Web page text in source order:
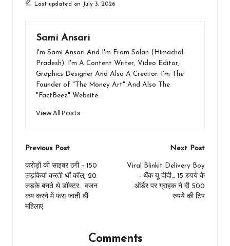
Last updated on July 3, 2026
Sami Ansari
I'm Sami Ansari And I'm From Solan (Himachal
Pradesh). I'm A Content Writer, Video Editor,
Graphics Designer And Also A Creator. I'm The
Founder of "The Money Art" And Also The
"FactBeez" Website.
View All Posts
Post
navigation
Previous Post
करोड़ों की साइबर ठगी – 150
लड़कियां करती थीं कॉल, 20
लड़के बनते थे डॉक्टर… वजन
कम करने में फंस जाती थीं
महिलाएं
Next Post
Viral Blinkit Delivery Boy
– थैंक यू दीदी… 15 रुपये के
ऑर्डर पर ग्राहक ने दी 500
रुपये की टिप
Comments